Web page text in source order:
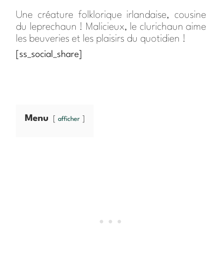
Une créature folklorique irlandaise, cousine
du leprechaun ! Malicieux, le clurichaun aime
les beuveries et les plaisirs du quotidien !
[ss_social_share]
Menu afficher